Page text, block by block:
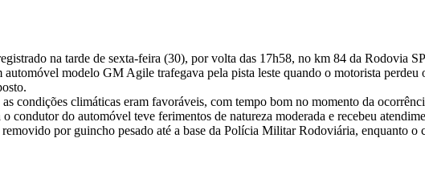
na tarde de sexta-feira (30), por volta das 17h58, no km 84 da Rodovia
modelo GM Agile trafegava pela pista leste quando o motorista
condições climáticas eram favoráveis, com tempo bom no momento da
condutor do automóvel teve ferimentos de natureza moderada e recebeu
por guincho pesado até a base da Polícia Militar Rodoviária, enquanto o